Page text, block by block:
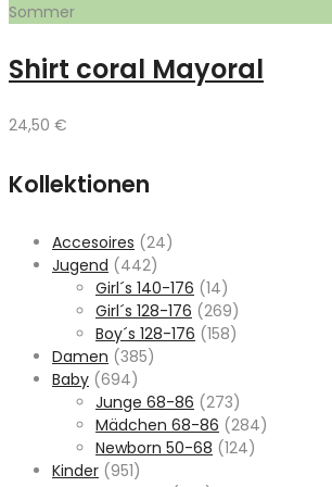
Sommer
Shirt coral Mayoral
24,50 €
Kollektionen
Accesoires (24)
Jugend (442)
Girl´s 140-176 (14)
Girl´s 128-176 (269)
Boy´s 128-176 (158)
Damen (385)
Baby (694)
Junge 68-86 (273)
Mädchen 68-86 (284)
Newborn 50-68 (124)
Kinder (951)